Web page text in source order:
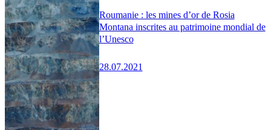
Roumanie : les mines d’or de Rosia
Montana inscrites au patrimoine mondial de
l’Unesco
28.07.2021